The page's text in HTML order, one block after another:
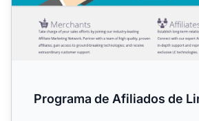
Programa de Afiliados de